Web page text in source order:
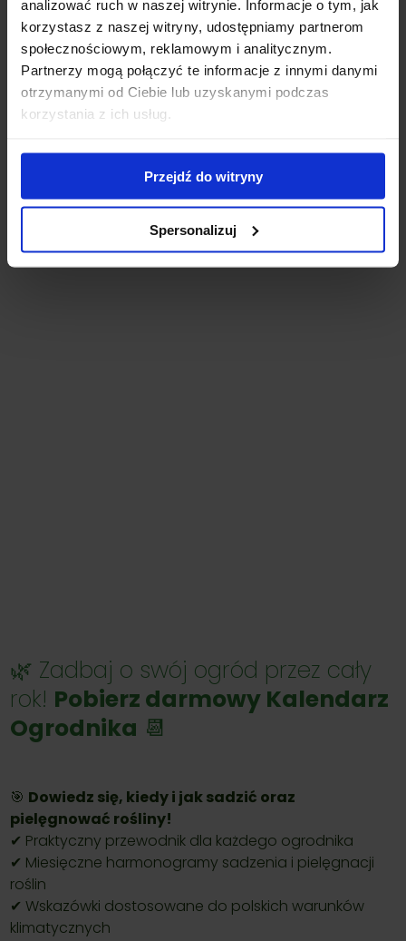
analizować ruch w naszej witrynie. Informacje o tym, jak
korzystasz z naszej witryny, udostępniamy partnerom
społecznościowym, reklamowym i analitycznym.
Partnerzy mogą połączyć te informacje z innymi danymi
otrzymanymi od Ciebie lub uzyskanymi podczas
korzystania z ich usług.
Przejdź do witryny
Spersonalizuj
🌿 Zadbaj o swój ogród przez cały
rok! Pobierz darmowy Kalendarz
Ogrodnika 📆
🎯 Dowiedz się, kiedy i jak sadzić oraz
pielęgnować rośliny!
✔ Praktyczny przewodnik dla każdego ogrodnika
✔ Miesięczne harmonogramy sadzenia i pielęgnacji
roślin
✔ Wskazówki dostosowane do polskich warunków
klimatycznych